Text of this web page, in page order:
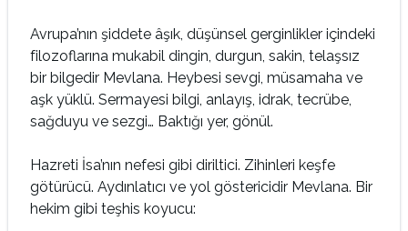
Avrupa’nın şiddete âşık, düşünsel gerginlikler içindeki
filozoflarına mukabil dingin, durgun, sakin, telaşsız
bir bilgedir Mevlana. Heybesi sevgi, müsamaha ve
aşk yüklü. Sermayesi bilgi, anlayış, idrak, tecrübe,
sağduyu ve sezgi… Baktığı yer, gönül.
Hazreti İsa’nın nefesi gibi diriltici. Zihinleri keşfe
götürücü. Aydınlatıcı ve yol göstericidir Mevlana. Bir
hekim gibi teşhis koyucu: